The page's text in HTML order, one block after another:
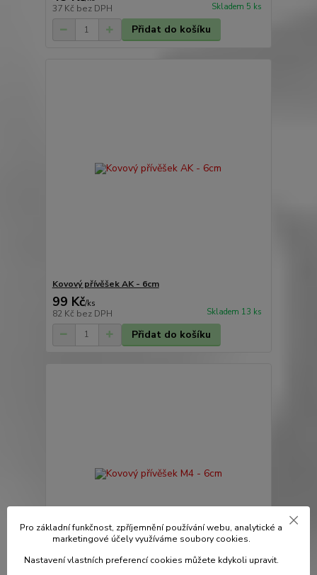
37 Kč bez DPH Skladem 5 ks
Přidat do košíku
Kovový přívěšek AK - 6cm
99 Kč/ks
82 Kč bez DPH Skladem 13 ks
Přidat do košíku
Pro základní funkčnost, zpříjemnění používání webu, analytické a
marketingové účely využíváme soubory cookies.
Nastavení vlastních preferencí cookies můžete kdykoli upravit.